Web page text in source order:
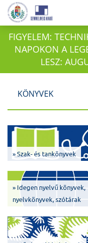
FIGYELEM:
NAPOKON A
LESZ:
KÖNYVEK
» Szak- és tankönyvek
» Idegen nyelvű könyvek,
nyelvkönyvek, szótárak